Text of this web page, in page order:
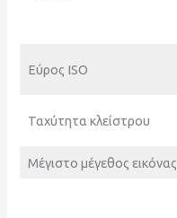
Εύρος ISO
Ταχύτητα κλείστρου
Μέγιστο μέγεθος εικόνας